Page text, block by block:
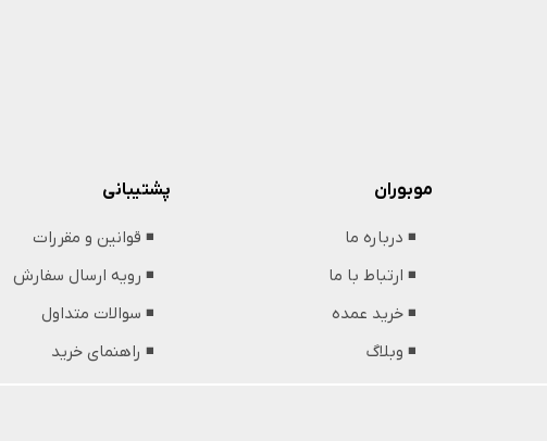
پشتیبانی
◾️ قوانین و مقررات
◾️ رویه ارسال سفارش
◾️ سوالات متداول
◾️ راهنمای خرید
موبوران
◾️ درباره ما
◾️ ارتباط با ما
◾️ خرید عمده
◾️ وبلاگ